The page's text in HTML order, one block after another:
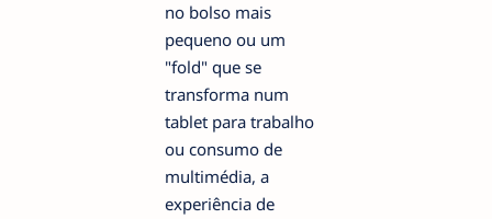
no bolso mais
pequeno ou um
"fold" que se
transforma num
tablet para trabalho
ou consumo de
multimédia, a
experiência de